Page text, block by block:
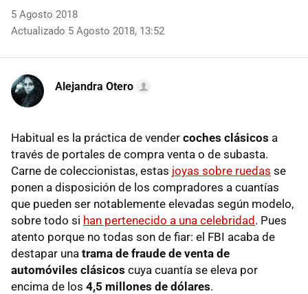
5 Agosto 2018
Actualizado 5 Agosto 2018, 13:52
Alejandra Otero
Habitual es la práctica de vender coches clásicos a
través de portales de compra venta o de subasta.
Carne de coleccionistas, estas joyas sobre ruedas se
ponen a disposición de los compradores a cuantías
que pueden ser notablemente elevadas según modelo,
sobre todo si han pertenecido a una celebridad. Pues
atento porque no todas son de fiar: el FBI acaba de
destapar una trama de fraude de venta de
automóviles clásicos cuya cuantía se eleva por
encima de los 4,5 millones de dólares.